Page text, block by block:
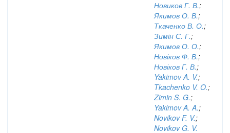
Новиков Г. В.;
Якимов О. В.;
Ткаченко В. О.;
Зимін С. Г.;
Якимов О. О.;
Новіков Ф. В.;
Новіков Г. В.;
Yakimov A. V.;
Tkachenko V. O.;
Zimin S. G.;
Yakimov A. A.;
Novikov F. V.;
Novikov G. V.